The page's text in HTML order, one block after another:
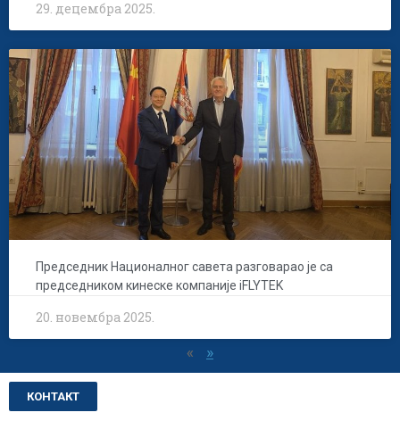
29. децембра 2025.
Председник Националног савета разговарао је са
председником кинеске компаније iFLYTEK
20. новембра 2025.
« »
КОНТАКТ